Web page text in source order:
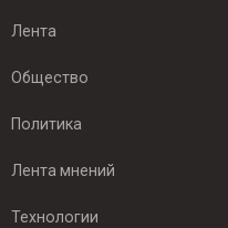
Лента
Общество
Политика
Лента мнений
Технологии